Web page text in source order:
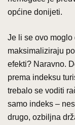
općine donijeti.
Je li se ovo
maksimaliziraju
efekti? Naravno.
prema indeksu
trebalo se voditi
samo indeks –
drugo, ozbiljna